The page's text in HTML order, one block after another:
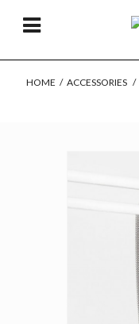
HOME / ACCESSORIES /